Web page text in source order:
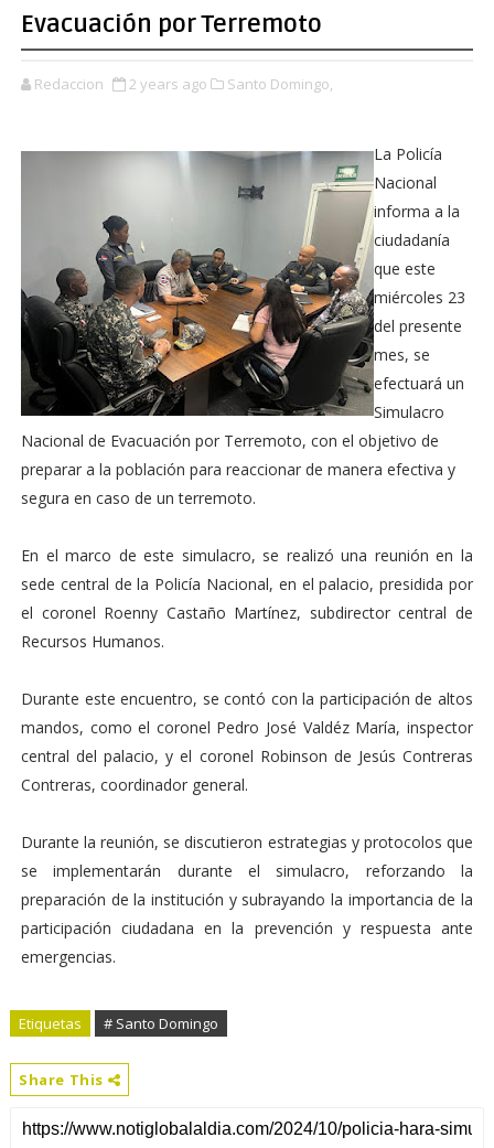
Evacuación por Terremoto
Redaccion 2 years ago Santo Domingo,
La Policía
Nacional
informa a la
ciudadanía
que este
miércoles 23
del presente
mes, se
efectuará un
Simulacro
Nacional de Evacuación por Terremoto, con el objetivo de
preparar a la población para reaccionar de manera efectiva y
segura en caso de un terremoto.
En el marco de este simulacro, se realizó una reunión en la
sede central de la Policía Nacional, en el palacio, presidida por
el coronel Roenny Castaño Martínez, subdirector central de
Recursos Humanos.
Durante este encuentro, se contó con la participación de altos
mandos, como el coronel Pedro José Valdéz María, inspector
central del palacio, y el coronel Robinson de Jesús Contreras
Contreras, coordinador general.
Durante la reunión, se discutieron estrategias y protocolos que
se implementarán durante el simulacro, reforzando la
preparación de la institución y subrayando la importancia de la
participación ciudadana en la prevención y respuesta ante
emergencias.
Etiquetas # Santo Domingo
Share This